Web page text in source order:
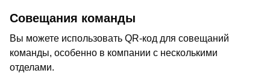
Совещания команды
Вы можете использовать QR-код для совещаний
команды, особенно в компании с несколькими
отделами.